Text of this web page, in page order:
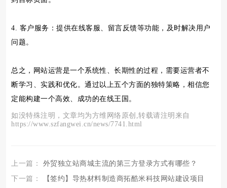
4. 客户服务：提供在线客服、留言反馈等功能，及时解决用户
问题。
总之，网站运营是一个系统性、长期性的过程，需要运营者不
断学习、实践和优化。通过以上五个方面的独特策略，相信您
定能构建一个高效、成功的在线王国。
如没特殊注明，文章均为方维网络原创,转载请注明来自
https://www.szfangwei.cn/news/7741.html
上一篇： 外贸独立站商城主流的第三方登录方式有哪些？
下一篇：
【签约】​导热材料制造商拓酷米科技网站建设项目